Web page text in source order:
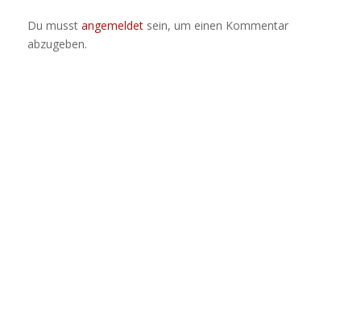
Du musst angemeldetsein, um einen Kommentar
abzugeben.